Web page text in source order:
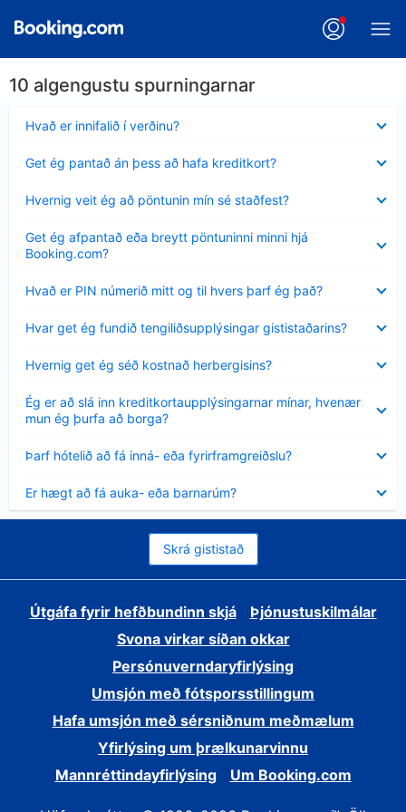
10 algengustu spurningarnar
Hvað er innifalið í verðinu?
sýnt
Get ég pantað án þess að hafa kreditkort?
sýnt
Hvernig veit ég að pöntunin mín sé staðfest?
sýnt
Get ég afpantað eða breytt pöntuninni minni hjá
Booking.com?
sýnt
Hvað er PIN númerið mitt og til hvers þarf ég það?
sýnt
Hvar get ég fundið tengiliðsupplýsingar gististaðarins?
sýnt
Hvernig get ég séð kostnað herbergisins?
sýnt
Ég er að slá inn kreditkortaupplýsingarnar mínar, hvenær
mun ég þurfa að borga?
Minna
sýnt
Þarf hótelið að fá inná- eða fyrirframgreiðslu?
sýnt
Er hægt að fá auka- eða barnarúm?
sýnt
Skrá gististað
Útgáfa fyrir hefðbundinn skjá
Þjónustuskilmálar
Svona virkar síðan okkar
Persónuverndaryfirlýsing
Umsjón með fótsporsstillingum
Hafa umsjón með sérsniðnum meðmælum
Yfirlýsing um þrælkunarvinnu
Mannréttindayfirlýsing
Um Booking.com